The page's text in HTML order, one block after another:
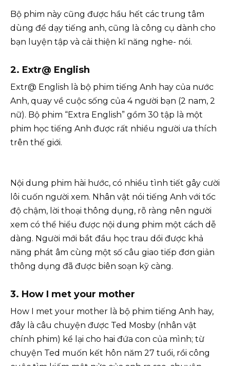
Bộ phim này cũng được hầu hết các trung tâm
dùng để dạy tiếng anh, cũng là công cụ dành cho
bạn luyện tập và cải thiện kĩ năng nghe- nói.
2. Extr@ English
Extr@ English là bộ phim tiếng Anh hay của nước
Anh, quay về cuộc sống của 4 người bạn (2 nam, 2
nữ). Bộ phim “Extra English” gồm 30 tập là một
phim học tiếng Anh được rất nhiều người ưa thích
trên thế giới.
Nội dung phim hài hước, có nhiều tình tiết gây cười
lôi cuốn người xem. Nhân vật nói tiếng Anh với tốc
độ chậm, lời thoại thông dụng, rõ ràng nên người
xem có thể hiểu được nội dung phim một cách dễ
dàng. Người mới bắt đầu học trau dồi được khả
năng phát âm cùng một số câu giao tiếp đơn giản
thông dụng đã được biên soạn kỹ càng.
3. How I met your mother
How I met your mother là bộ phim tiếng Anh hay,
đây là câu chuyện được Ted Mosby (nhân vật
chính phim) kể lại cho hai đứa con của mình; từ
chuyện Ted muốn kết hôn năm 27 tuổi, rồi công